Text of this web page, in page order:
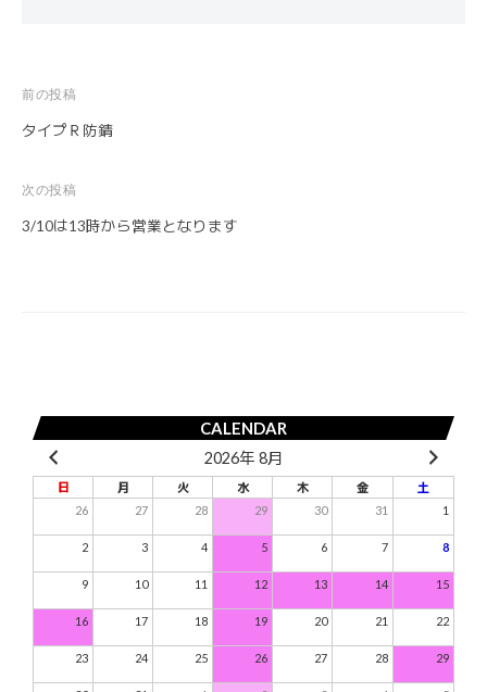
投
稿
ナ
ビ
ン
前の投稿
タイプＲ防錆
次の投稿
3/10は13時から営業となります
CALENDAR
2026年 8月
日 月 火 水 木 金
土
26
27 28 29 30 31 1
2 3 4 5 6 7 8
9 10 11 12 13 14 15
16 17 18 19 20 21 22
23 24 25 26 27 28 29